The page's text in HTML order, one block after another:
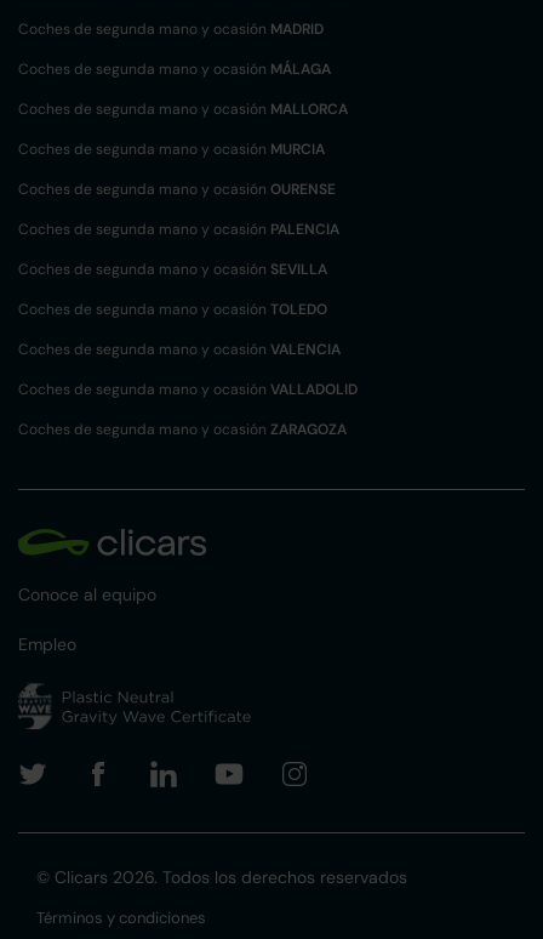
Coches de segunda mano y ocasión MADRID
Coches de segunda mano y ocasión MÁLAGA
Coches de segunda mano y ocasión MALLORCA
Coches de segunda mano y ocasión MURCIA
Coches de segunda mano y ocasión OURENSE
Coches de segunda mano y ocasión PALENCIA
Coches de segunda mano y ocasión SEVILLA
Coches de segunda mano y ocasión TOLEDO
Coches de segunda mano y ocasión VALENCIA
Coches de segunda mano y ocasión VALLADOLID
Coches de segunda mano y ocasión ZARAGOZA
Conoce al equipo
Empleo
© Clicars 2026. Todos los derechos reservados
Términos y condiciones